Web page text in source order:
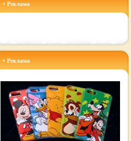
Реклама
Реклама